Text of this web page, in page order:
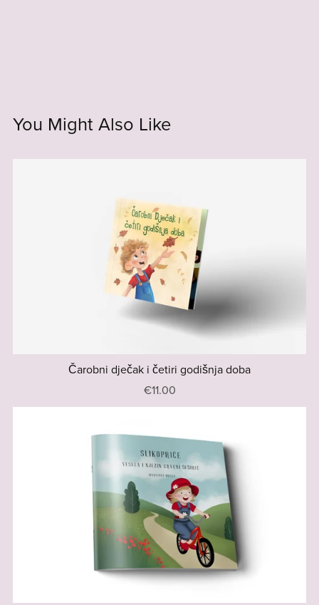
You Might Also Like
Čarobni dječak i četiri godišnja doba
€11.00